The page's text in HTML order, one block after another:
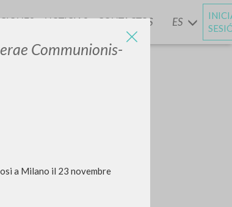
Communionis-
a Milano il 23 novembre
YNOTICIAS CONTACTOS ES